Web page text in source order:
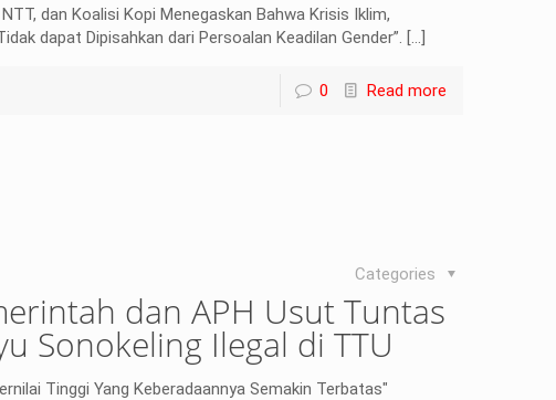
dan Koalisi Kopi Menegaskan Bahwa Krisis Iklim,
dapat Dipisahkan dari Persoalan Keadilan Gender”. […]
0 Read more
Categories
dan APH Usut Tuntas
Sonokeling Ilegal di TTU
Tinggi Yang Keberadaannya Semakin Terbatas"